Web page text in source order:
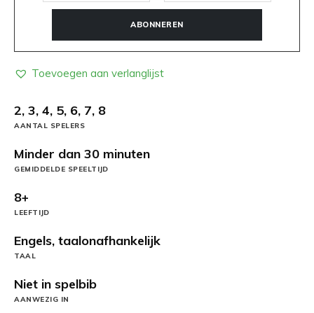
ABONNEREN
Toevoegen aan verlanglijst
2, 3, 4, 5, 6, 7, 8
AANTAL SPELERS
Minder dan 30 minuten
GEMIDDELDE SPEELTIJD
8+
LEEFTIJD
Engels, taalonafhankelijk
TAAL
Niet in spelbib
AANWEZIG IN